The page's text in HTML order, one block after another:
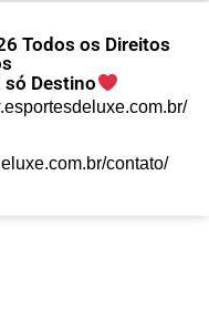
Todos os Direitos
só Destino
contato/